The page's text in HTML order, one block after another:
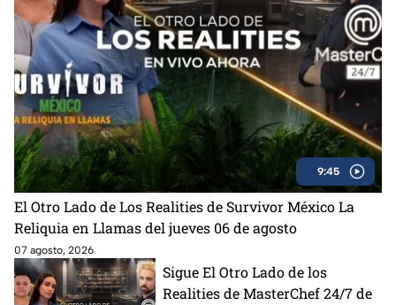
9:45
El Otro Lado de Los Realities de Survivor México La
Reliquia en Llamas del jueves 06 de agosto
07 agosto, 2026
Sigue El Otro Lado de los
Realities de MasterChef 24/7 de